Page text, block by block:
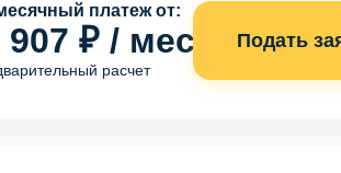
платеж от:
907 ₽ / мес
расчет
Подать